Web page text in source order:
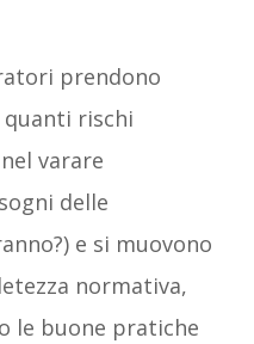
prendono
rischi
varare
delle
e si muovono
normativa,
le buone pratiche